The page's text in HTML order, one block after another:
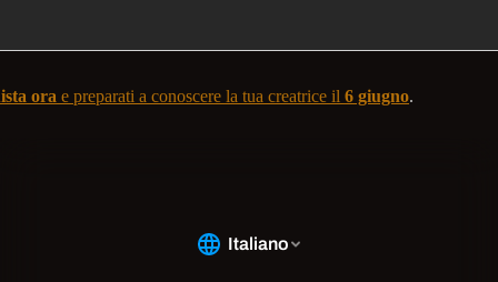
ora e preparati a conoscere la tua creatrice il 6 giugno.